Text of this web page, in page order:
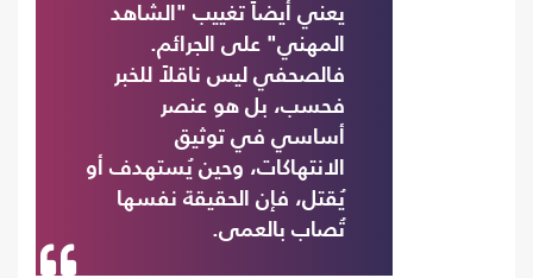
يعني أيضاً تغييب "الشاهد
المهني" على الجرائم.
فالصحفي ليس ناقلاً للخبر
فحسب، بل هو عنصر
أساسي في توثيق
الانتهاكات، وحين يُستهدف أو
يُقتل، فإن الحقيقة نفسها
تُصاب بالعمى.